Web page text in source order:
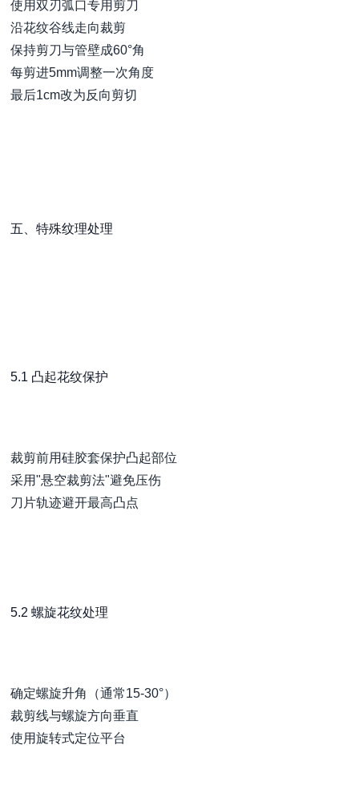
使用双刃弧口专用剪刀
沿花纹谷线走向裁剪
保持剪刀与管壁成60°角
每剪进5mm调整一次角度
最后1cm改为反向剪切
五、特殊纹理处理
5.1 凸起花纹保护
裁剪前用硅胶套保护凸起部位
采用"悬空裁剪法"避免压伤
刀片轨迹避开最高凸点
5.2 螺旋花纹处理
确定螺旋升角（通常15-30°）
裁剪线与螺旋方向垂直
使用旋转式定位平台